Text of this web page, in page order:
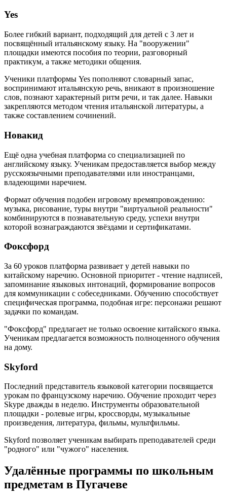
Yes
Более гибкий вариант, подходящий для детей с 3 лет и
посвящённый итальянскому языку. На "вооружении"
площадки имеются пособия по теории, разговорный
практикум, а также методики общения.
Ученики платформы Yes пополняют словарный запас,
воспринимают итальянскую речь, вникают в произношение
слов, познают характерный ритм речи, и так далее. Навыки
закрепляются методом чтения итальянской литературы, а
также составлением сочинений.
Новакид
Ещё одна учебная платформа со специализацией по
английскому языку. Ученикам предоставляется выбор между
русскоязычными преподавателями или иностранцами,
владеющими наречием.
Формат обучения подобен игровому времяпровождению:
музыка, рисование, туры внутри "виртуальной реальности"
комбинируются в познавательную среду, успехи внутри
которой вознаграждаются звёздами и сертификатами.
Фоксфорд
За 60 уроков платформа развивает у детей навыки по
китайскому наречию. Основной приоритет - чтение надписей,
запоминание языковых интонаций, формирование вопросов
для коммуникации с собеседниками. Обучению способствует
специфическая программа, подобная игре: персонажи решают
задачки по командам.
"Фоксфорд" предлагает не только освоение китайского языка.
Ученикам предлагается возможность полноценного обучения
на дому.
Skyford
Последний представитель языковой категории посвящается
урокам по французскому наречию. Обучение проходит через
Skype дважды в неделю. Инструменты образовательной
площадки - ролевые игры, кроссворды, музыкальные
произведения, литература, фильмы, мультфильмы.
Skyford позволяет ученикам выбирать преподавателей среди
"родного" или "чужого" населения.
Удалённые программы по школьным
предметам в Пугачеве